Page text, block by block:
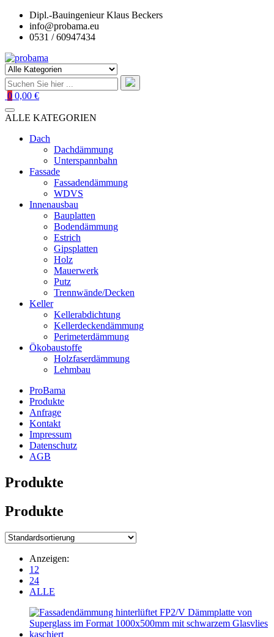
Zum
Inhalt
springen
Dipl.-Bauingenieur Klaus Beckers
info@probama.eu
0531 / 60947434
0 0,00 €
ALLE KATEGORIEN
Dach
Dachdämmung
Unterspannbahn
Fassade
Fassadendämmung
WDVS
Innenausbau
Bauplatten
Bodendämmung
Estrich
Gipsplatten
Holz
Mauerwerk
Putz
Trennwände/Decken
Keller
Kellerabdichtung
Kellerdeckendämmung
Perimeterdämmung
Ökobaustoffe
Holzfaserdämmung
Lehmbau
ProBama
Produkte
Anfrage
Kontakt
Impressum
Datenschutz
AGB
Produkte
Produkte
Anzeigen:
12
24
ALLE